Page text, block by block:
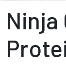
Ninja